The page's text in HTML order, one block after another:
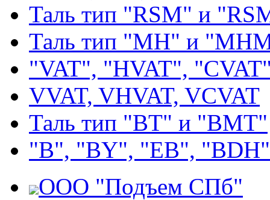
Таль тип "RSМ" и
Таль тип "MH" и
"VAT", "HVAT",
VVAT, VHVAT, VCVAT
Таль тип "BT" и "BMT"
"В", "BY", "EВ", "BDH"
ООО "Подъем СПб"